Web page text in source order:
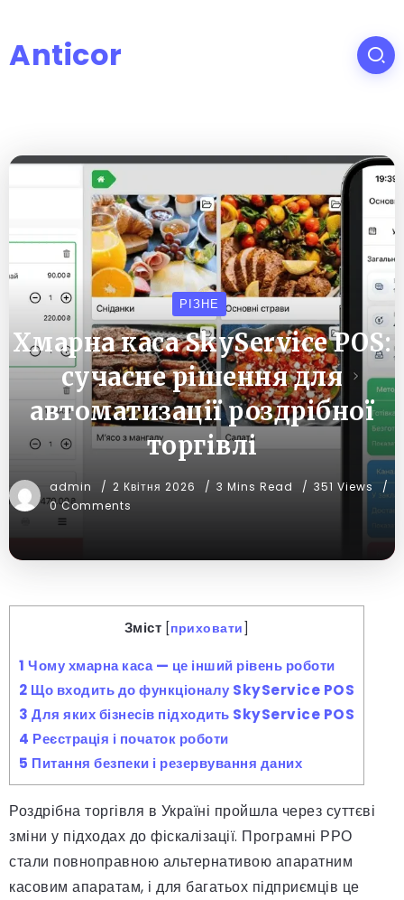
Anticor
РІЗНЕ
Хмарна каса SkyService POS:
сучасне рішення для
автоматизації роздрібної
торгівлі
admin 2 Квітня 2026 3 Mins Read
351 Views
0 Comments
Зміст [приховати ]
1 Чому хмарна каса — це інший рівень роботи
2 Що входить до функціоналу SkyService POS
3 Для яких бізнесів підходить SkyService POS
4 Реєстрація і початок роботи
5 Питання безпеки і резервування даних
Роздрібна торгівля в Україні пройшла через суттєві
зміни у підходах до фіскалізації. Програмні РРО
стали повноправною альтернативою апаратним
касовим апаратам, і для багатьох підприємців це